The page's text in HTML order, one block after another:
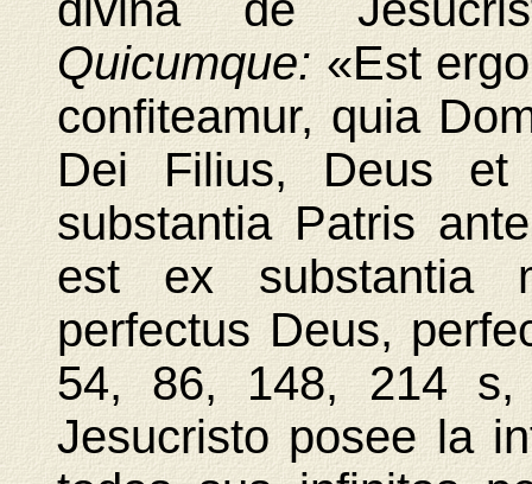
Quicumque:«Est
confiteamur, quia
Dei Filius, Deus
substantia Patris
est ex substantia
perfectus Deus,
54, 86, 148, 214
Jesucristo posee la